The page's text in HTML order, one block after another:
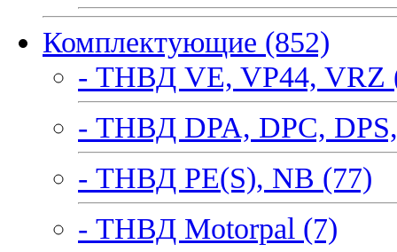
Комплектующие (852)
- ТНВД VE, VP44, VRZ
- ТНВД DPA, DPC,
- ТНВД PE(S), NB (77)
- ТНВД Motorpal (7)